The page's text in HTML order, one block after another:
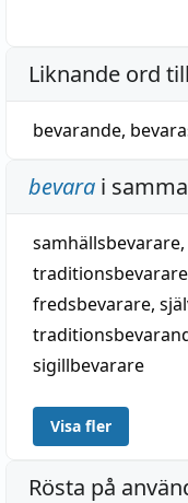
Liknande ord till
bevarande,
bevara i
samhällsbevarare,
traditionsbevarare
fredsbevarare,
sigillbevarare
Visa fler
Rösta på